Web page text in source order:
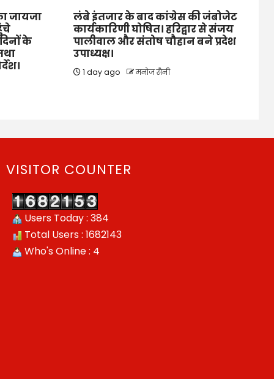
जायजा
के
लंबे इंतजार के बाद कांग्रेस की जंबोजेट
कार्यकारिणी घोषित। हरिद्वार से संजय
पालीवाल और संतोष चौहान बने प्रदेश
उपाध्यक्ष।
1 day ago मनोज सैनी
VISITOR COUNTER
Users Today : 384
Total Users : 1682143
Who's Online : 4